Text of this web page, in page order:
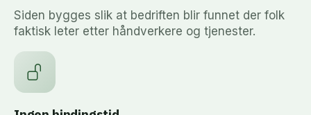
Siden bygges slik at bedriften blir funnet der folk
faktisk leter etter håndverkere og tjenester.